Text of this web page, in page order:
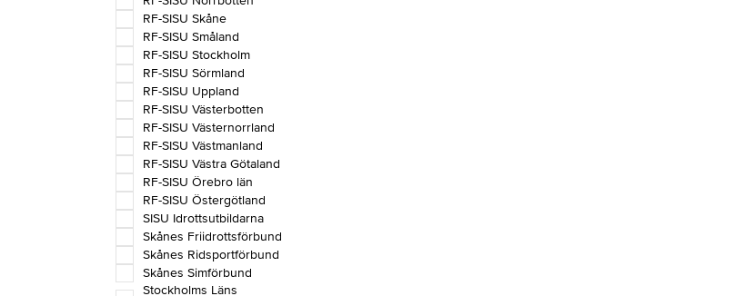
RF-SISU Skåne
RF-SISU Småland
RF-SISU Stockholm
RF-SISU Sörmland
RF-SISU Uppland
RF-SISU Västerbotten
RF-SISU Västernorrland
RF-SISU Västmanland
RF-SISU Västra Götaland
RF-SISU Örebro län
RF-SISU Östergötland
SISU Idrottsutbildarna
Skånes Friidrottsförbund
Skånes Ridsportförbund
Skånes Simförbund
Stockholms Läns